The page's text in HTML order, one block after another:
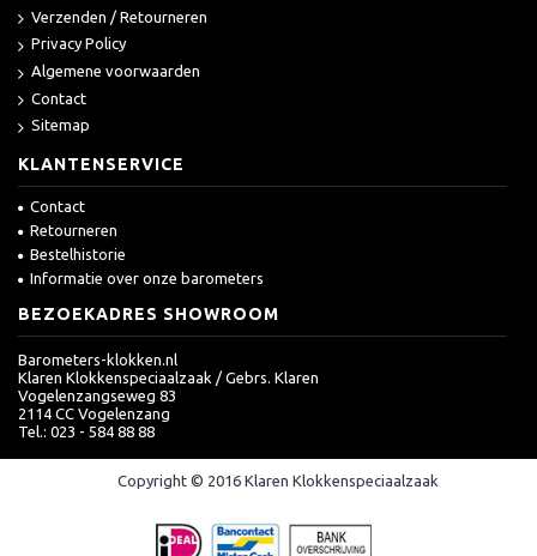
Verzenden / Retourneren
Privacy Policy
Algemene voorwaarden
Contact
Sitemap
KLANTENSERVICE
Contact
Retourneren
Bestelhistorie
Informatie over onze barometers
BEZOEKADRES SHOWROOM
Barometers-klokken.nl
Klaren Klokkenspeciaalzaak / Gebrs. Klaren
Vogelenzangseweg 83
2114 CC Vogelenzang
Tel.: 023 - 584 88 88
Copyright © 2016 Klaren Klokkenspeciaalzaak